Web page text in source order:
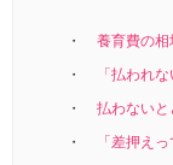
養育費の
「払われ
払わない
「差押え